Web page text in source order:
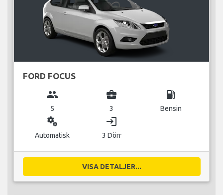
FORD FOCUS
group
5
business_center
3
local_gas_station
Bensin
miscellaneous_services
Automatisk
login
3 Dörr
VISA DETALJER...